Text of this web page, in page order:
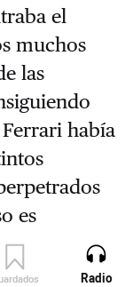
Revista
el
muchos
las
había
es
el
hacia unRadio